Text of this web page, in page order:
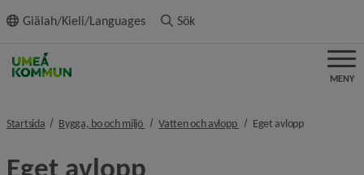
innehållet
Giälah/Kieli/Languages Sök
MENY
Startsida Bygga, bo och miljö nivå i brödsmulenavigeringen
Vatten och avlopp nivå i brödsmulenavigeringen
Eget avloppnivå i
Eget avlopp